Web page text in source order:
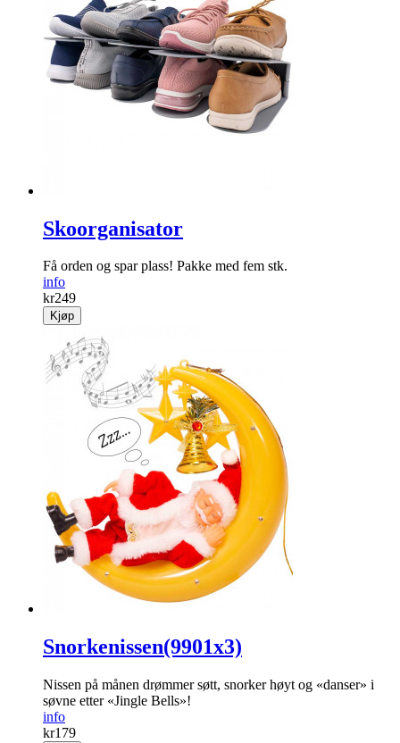
Skoorganisator
Få orden og spar plass! Pakke med fem stk.
info
kr249
Kjøp
Snorkenissen(9901x3)
Nissen på månen drømmer søtt, snorker høyt og «danser» i
søvne etter «Jingle Bells»!
info
kr179